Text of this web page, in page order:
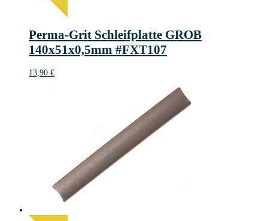
Perma-Grit Schleifplatte GROB
140x51x0,5mm #FXT107
13,90 €